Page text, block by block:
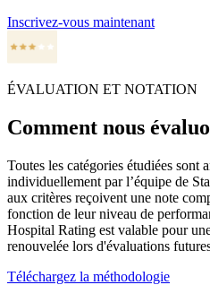
Inscrivez-vous maintenant
ÉVALUATION ET NOTATION
Comment nous
Toutes les catégories étudiées sont
individuellement par l’équipe de
aux critères reçoivent une note
fonction de leur niveau de
Hospital Rating est valable pour
renouvelée lors d'évaluations
Téléchargez la méthodologie